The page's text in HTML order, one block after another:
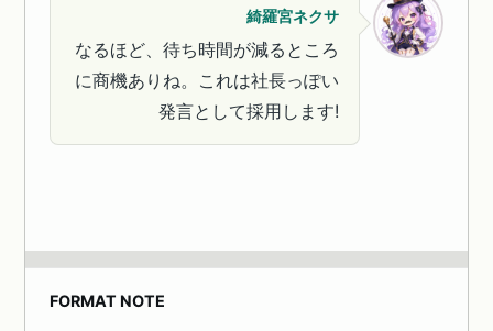
綺羅宮ネクサ
なるほど、待ち時間が減るところ
に商機ありね。これは社長っぽい
発言として採用します!
FORMAT NOTE